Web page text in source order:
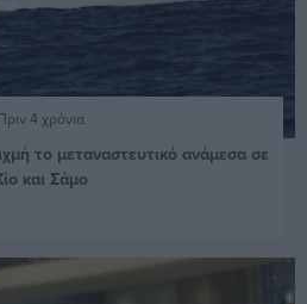
4 χρόνια
το μεταναστευτικό ανάμεσα σε
και Σάμο